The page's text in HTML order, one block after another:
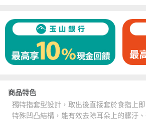
商品特色
獨特指套型設計，取出後直接套於食指上
特殊凹凸結構，能有效去除耳朵上的髒汙